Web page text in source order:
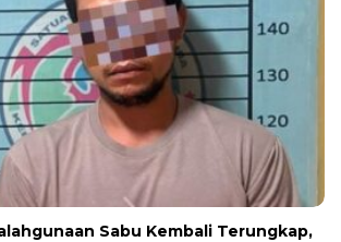
Sabu Kembali Terungkap,